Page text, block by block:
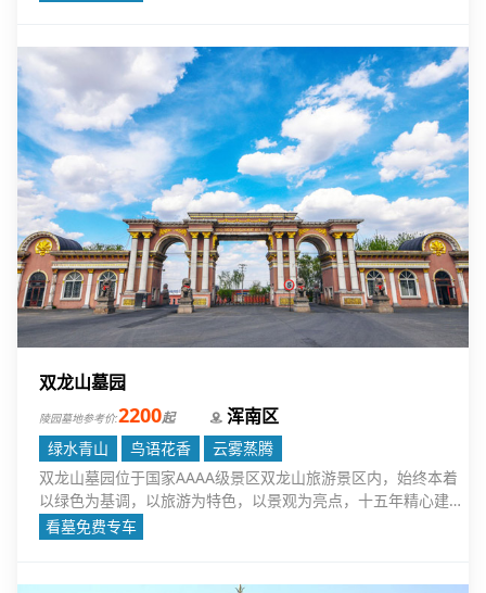
双龙山墓园
陵园墓地参考价:2200起 浑南区
绿水青山 鸟语花香
云雾蒸腾
双龙山墓园位于国家AAAA级景区双龙山旅游景区内，始终本着
以绿色为基调，以旅游为特色，以景观为亮点，十五年精心建
设，苦心经营，传统、现代文化交融，东西方文化凝萃，已成为
远近驰名、广受青睐的“人生后花园
看墓免费专车